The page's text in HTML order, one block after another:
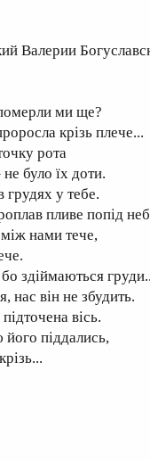
Валерии
ми ще?
крізь плече...
рота
було їх доти.
грудях у тебе.
пливе попід
нами тече,
здіймаються
нас він не збудить.
вісь.
піддались,